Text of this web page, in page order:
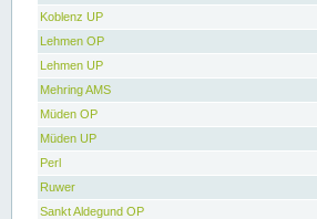
Koblenz UP
Lehmen OP
Lehmen UP
Mehring AMS
Müden OP
Müden UP
Perl
Ruwer
Sankt Aldegund OP